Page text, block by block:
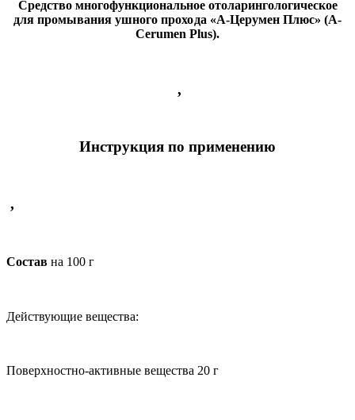
Средство многофункциональное отоларингологическое
для промывания ушногопрохода «А-Церумен Плюс» (A-
Cerumen Plus).
,
Инструкция по применению
,
Состав на 100 г
Действующие вещества:
Поверхностно-активные вещества 20 г